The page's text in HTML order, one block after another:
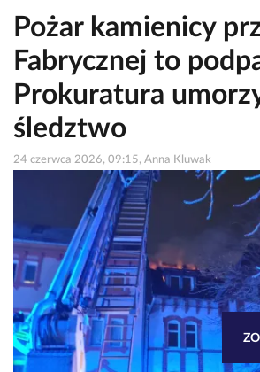
Pożar kamienicy
Fabrycznej to
Prokuratura
śledztwo
24 czerwca 2026, 09:15, Anna Kluwak